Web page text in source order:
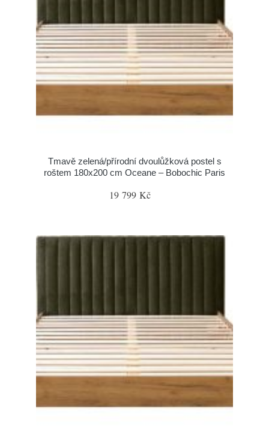
Tmavě zelená/přírodní dvoulůžková postel s
roštem 180x200 cm Oceane – Bobochic Paris
19 799 Kč